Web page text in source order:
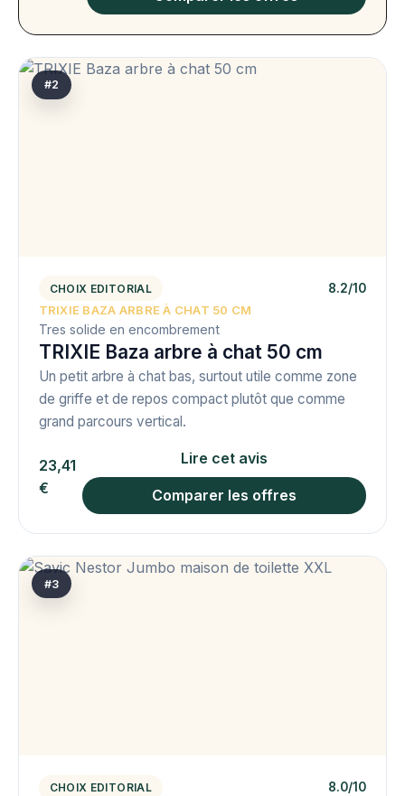
#2
CHOIX EDITORIAL
8.2/10
TRIXIE BAZA ARBRE À CHAT 50 CM
Tres solide en encombrement
TRIXIE Baza arbre à chat 50 cm
Un petit arbre à chat bas, surtout utile comme zone
de griffe et de repos compact plutôt que comme
grand parcours vertical.
23,41
€
Lire cet avis
Comparer les offres
#3
CHOIX EDITORIAL
8.0/10